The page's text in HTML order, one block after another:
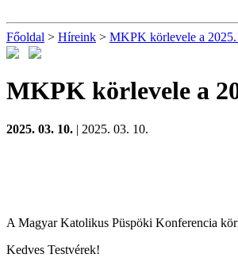
Főoldal > Híreink > MKPK körlevele a 2025.
MKPK körlevele a
2025. 03. 10. | 2025. 03. 10.
A Magyar Katolikus Püspöki Konferencia
Kedves Testvérek!